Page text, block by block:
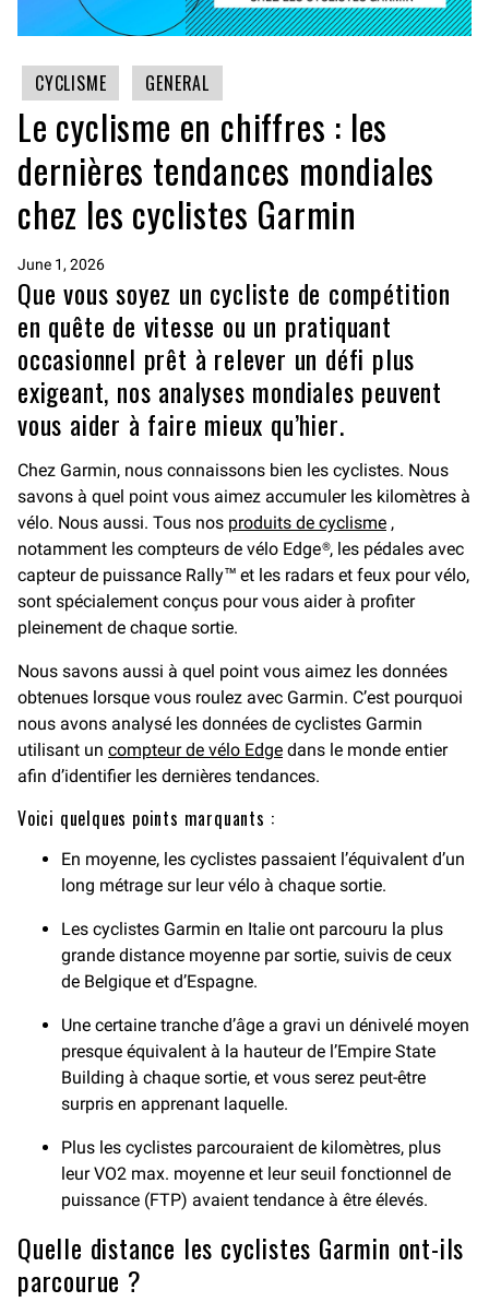
CYCLISME GENERAL
Le cyclisme en chiffres : les
dernières tendances mondiales
chez les cyclistes Garmin
June 1, 2026
Que vous soyez un cycliste de compétition
en quête de vitesse ou un pratiquant
occasionnel prêt à relever un défi plus
exigeant, nos analyses mondiales peuvent
vous aider à faire mieux qu’hier.
Chez Garmin, nous connaissons bien les cyclistes. Nous
savons à quel point vous aimez accumuler les kilomètres à
vélo. Nous aussi. Tous nos produits de cyclisme ,
notamment les compteurs de vélo Edge®, les pédales avec
capteur de puissance Rally™ et les radars et feux pour vélo,
sont spécialement conçus pour vous aider à profiter
pleinement de chaque sortie.
Nous savons aussi à quel point vous aimez les données
obtenues lorsque vous roulez avec Garmin. C’est pourquoi
nous avons analysé les données de cyclistes Garmin
utilisant un compteur de vélo Edge dans le monde entier
afin d’identifier les dernières tendances.
Voici quelques points marquants :
En moyenne, les cyclistes passaient l’équivalent d’un
long métrage sur leur vélo à chaque sortie.
Les cyclistes Garmin en Italie ont parcouru la plus
grande distance moyenne par sortie, suivis de ceux
de Belgique et d’Espagne.
Une certaine tranche d’âge a gravi un dénivelé moyen
presque équivalent à la hauteur de l’Empire State
Building à chaque sortie, et vous serez peut-être
surpris en apprenant laquelle.
Plus les cyclistes parcouraient de kilomètres, plus
leur VO2 max. moyenne et leur seuil fonctionnel de
puissance (FTP) avaient tendance à être élevés.
Quelle distance les cyclistes Garmin ont-ils
parcourue ?